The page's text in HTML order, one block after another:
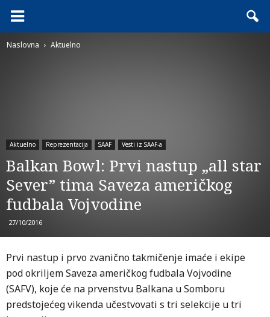
Naslovna Aktuelno
Aktuelno Reprezentacija SAAF Vesti iz SAAF-a
Balkan Bowl: Prvi nastup „all star
Sever” tima Saveza američkog
fudbala Vojvodine
27/10/2016
Prvi nastup i prvo zvanično takmičenje imaće i ekipe
pod okriljem Saveza američkog fudbala Vojvodine
(SAFV), koje će na prvenstvu Balkana u Somboru
predstojećeg vikenda učestvovati s tri selekcije u tri